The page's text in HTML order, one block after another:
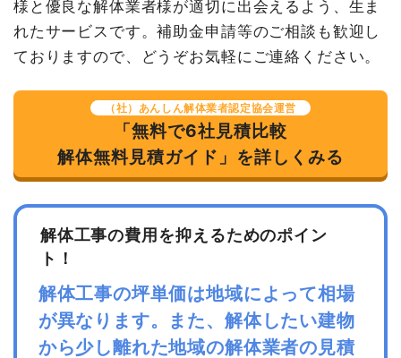
様と優良な解体業者様が適切に出会えるよう、生ま
れたサービスです。補助金申請等のご相談も歓迎し
ておりますので、どうぞお気軽にご連絡ください。
（社）あんしん解体業者認定協会運営
「無料で6社見積比較
解体無料見積ガイド」を詳しくみる
解体工事の費用を抑えるためのポイン
ト！
解体工事の坪単価は地域によって相場
が異なります。また、解体したい建物
から少し離れた地域の解体業者の見積